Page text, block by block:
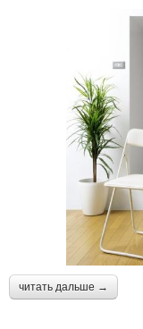
читать дальше →